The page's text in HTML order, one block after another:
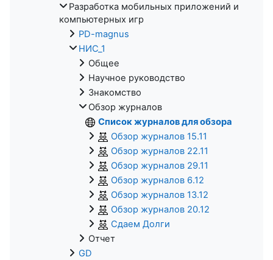
Разработка мобильных приложений и
компьютерных игр
PD-magnus
НИС_1
Общее
Научное руководство
Знакомство
Обзор журналов
Список журналов для обзора
Обзор журналов 15.11
Обзор журналов 22.11
Обзор журналов 29.11
Обзор журналов 6.12
Обзор журналов 13.12
Обзор журналов 20.12
Сдаем Долги
Отчет
GD